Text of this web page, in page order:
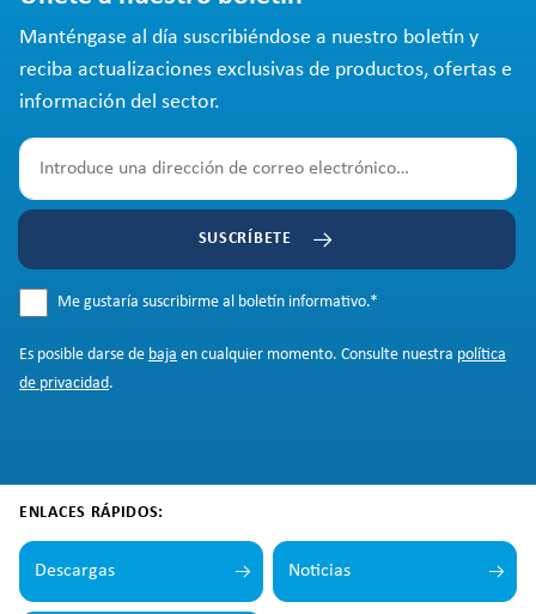
Manténgase al día suscribiéndose a nuestro boletín y
reciba actualizaciones exclusivas de productos, ofertas e
información del sector.
SUSCRÍBETE
Me gustaría suscribirme al boletín informativo.*
Es posible darse de baja en cualquier momento. Consulte nuestra política
de privacidad.
ENLACES RÁPIDOS:
Descargas Noticias